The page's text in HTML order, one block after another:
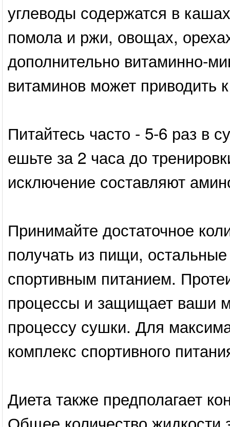
углеводы содержатся в
помола и ржи, овощах,
дополнительно витаминно-
витаминов может
Питайтесь часто - 5-6 раз в
ешьте за 2 часа до
исключение составляют
Принимайте достаточное
получать из пищи,
спортивным питанием.
процессы и защищает ваши
процессу сушки. Для
комплекс спортивного
Диета также предполагает